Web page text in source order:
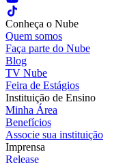
Conheça o Nube
Quem somos
Faça parte do Nube
Blog
TV Nube
Feira de Estágios
Instituição de Ensino
Minha Área
Benefícios
Associe sua instituição
Imprensa
Release